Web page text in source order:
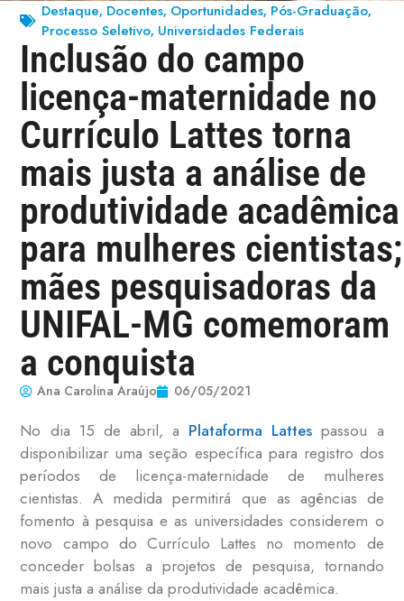
Destaque, Docentes, Oportunidades, Pós-Graduação,
Processo Seletivo, Universidades Federais
Inclusão do campo
licença-maternidade no
Currículo Lattes torna
mais justa a análise de
produtividade acadêmica
para mulheres cientistas;
mães pesquisadoras da
UNIFAL-MG comemoram
a conquista
Ana Carolina Araújo 06/05/2021
No dia 15 de abril, a Plataforma Lattes passou a
disponibilizar uma seção específica para registro dos
períodos de licença-maternidade de mulheres
cientistas. A medida permitirá que as agências de
fomento à pesquisa e as universidades considerem o
novo campo do Currículo Lattes no momento de
conceder bolsas a projetos de pesquisa, tornando
mais justa a análise da produtividade acadêmica.